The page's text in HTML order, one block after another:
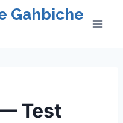
Gahbiche
Test